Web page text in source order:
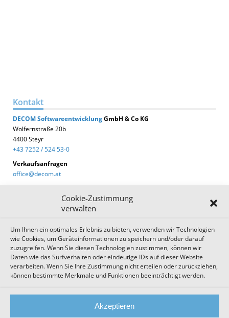
Cookie-Zustimmung
verwalten
Um Ihnen ein optimales Erlebnis zu bieten, verwenden wir Technologien
wie Cookies, um Geräteinformationen zu speichern und/oder darauf
zuzugreifen. Wenn Sie diesen Technologien zustimmen, können wir
Daten wie das Surfverhalten oder eindeutige IDs auf dieser Website
verarbeiten. Wenn Sie Ihre Zustimmung nicht erteilen oder zurückziehen,
können bestimmte Merkmale und Funktionen beeinträchtigt werden.
Akzeptieren
Kontakt
DECOMSoftwareentwicklungGmbH & Co KG
Wolfernstraße 20b
4400 Steyr
+43 7252 / 524 53-0
Verkaufsanfragen
office@decom.at
DECOM News
Zum Newsletter anmelden!